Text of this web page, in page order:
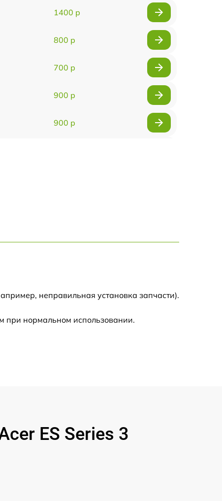
1400 р
800 р
700 р
900 р
900 р
1100 р
400 р
неправильная установка запчасти).
при нормальном использовании.
ES Series 3